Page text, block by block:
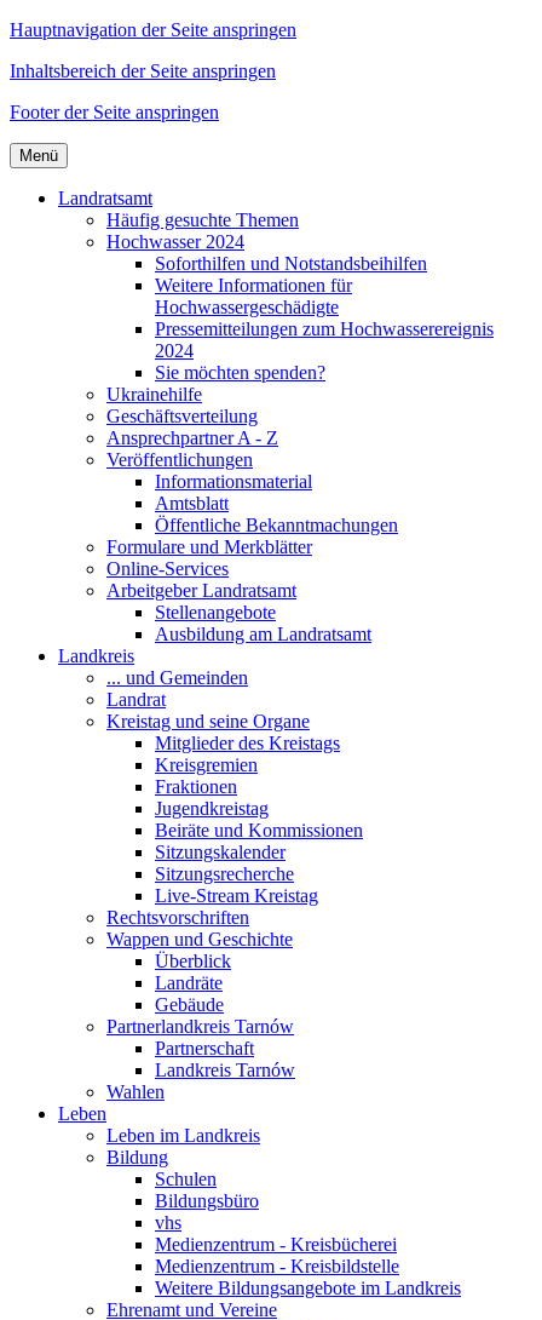
Hauptnavigation der Seite anspringen
Inhaltsbereich der Seite anspringen
Footer der Seite anspringen
Menü
Landratsamt
Häufig gesuchte Themen
Hochwasser 2024
Soforthilfen und Notstandsbeihilfen
Weitere Informationen für
Hochwassergeschädigte
Pressemitteilungen zum Hochwasserereignis
2024
Sie möchten spenden?
Ukrainehilfe
Geschäftsverteilung
Ansprechpartner A - Z
Veröffentlichungen
Informationsmaterial
Amtsblatt
Öffentliche Bekanntmachungen
Formulare und Merkblätter
Online-Services
Arbeitgeber Landratsamt
Stellenangebote
Ausbildung am Landratsamt
Landkreis
... und Gemeinden
Landrat
Kreistag und seine Organe
Mitglieder des Kreistags
Kreisgremien
Fraktionen
Jugendkreistag
Beiräte und Kommissionen
Sitzungskalender
Sitzungsrecherche
Live-Stream Kreistag
Rechtsvorschriften
Wappen und Geschichte
Überblick
Landräte
Gebäude
Partnerlandkreis Tarnów
Partnerschaft
Landkreis Tarnów
Wahlen
Leben
Leben im Landkreis
Bildung
Schulen
Bildungsbüro
vhs
Medienzentrum - Kreisbücherei
Medienzentrum - Kreisbildstelle
Weitere Bildungsangebote im Landkreis
Ehrenamt und Vereine